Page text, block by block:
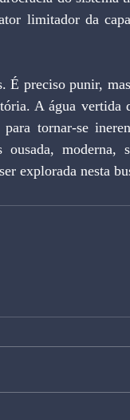
limitador da
A água vertida
tornar-se
ousada,
explorada nesta